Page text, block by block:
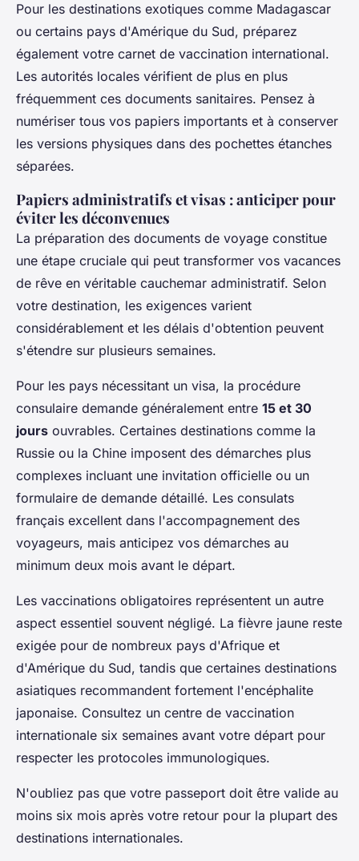
Pour les destinations exotiques comme Madagascar
ou certains pays d'Amérique du Sud, préparez
également votre carnet de vaccination international.
Les autorités locales vérifient de plus en plus
fréquemment ces documents sanitaires. Pensez à
numériser tous vos papiers importants et à conserver
les versions physiques dans des pochettes étanches
séparées.
Papiers administratifs et visas : anticiper pour
éviter les déconvenues
La préparation des documents de voyage constitue
une étape cruciale qui peut transformer vos vacances
de rêve en véritable cauchemar administratif. Selon
votre destination, les exigences varient
considérablement et les délais d'obtention peuvent
s'étendre sur plusieurs semaines.
Pour les pays nécessitant un visa, la procédure
consulaire demande généralement entre 15 et 30
jours ouvrables. Certaines destinations comme la
Russie ou la Chine imposent des démarches plus
complexes incluant une invitation officielle ou un
formulaire de demande détaillé. Les consulats
français excellent dans l'accompagnement des
voyageurs, mais anticipez vos démarches au
minimum deux mois avant le départ.
Les vaccinations obligatoires représentent un autre
aspect essentiel souvent négligé. La fièvre jaune reste
exigée pour de nombreux pays d'Afrique et
d'Amérique du Sud, tandis que certaines destinations
asiatiques recommandent fortement l'encéphalite
japonaise. Consultez un centre de vaccination
internationale six semaines avant votre départ pour
respecter les protocoles immunologiques.
N'oubliez pas que votre passeport doit être valide au
moins six mois après votre retour pour la plupart des
destinations internationales.